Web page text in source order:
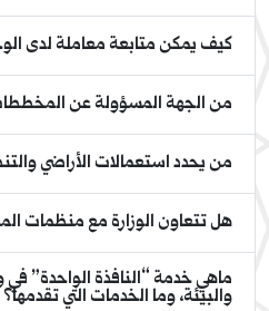
كيف يمكن متابعة معاملة لدى
من الجهة المسؤولة عن
من يحدد استعمالات الأراضي
هل تتعاون الوزارة مع منظمات
ماهي خدمة “النافذة الواحدة” في
والبيئة، وما الخدمات التي تقدمها؟